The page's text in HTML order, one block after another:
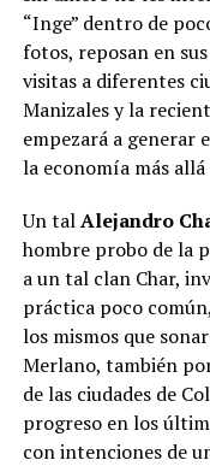
“Inge” dentro de
fotos, reposan en
visitas a diferentes
Manizales y la
empezará a generar
la economía más
Un talAlejandro
hombre probo de la
a un tal clan Char,
práctica poco
los mismos que
Merlano, también
de las ciudades de
progreso en los
con intenciones de